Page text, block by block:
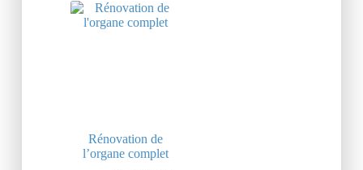
Rénovation de
l’organe complet